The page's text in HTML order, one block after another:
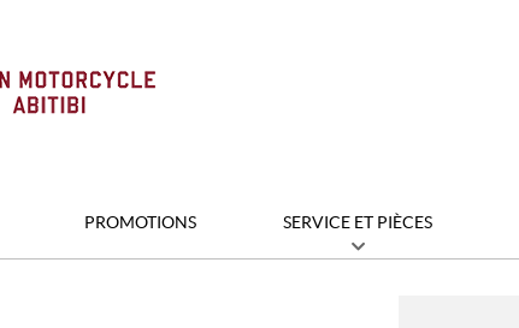
PROMOTIONS SERVICE ET PIÈCES